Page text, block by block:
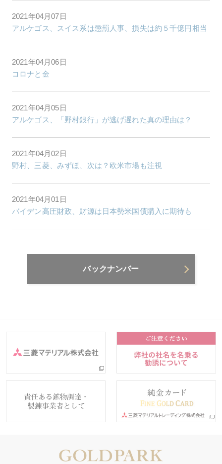
2021年04月07日
アルケゴス、スイス系は懲罰人事、損失は約５千億円相当
2021年04月06日
コロナと金
2021年04月05日
アルケゴス、「野村銀行」が逃げ遅れた真の理由は？
2021年04月02日
野村、三菱、みずほ、次は？欧米市場も注視
2021年04月01日
バイデン高圧財政、財源は日本勢米国債購入に期待も
バックナンバー